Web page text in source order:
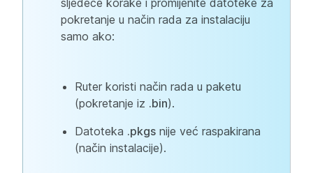
sljedeće korake i promijenite datoteke za
pokretanje u način rada za instalaciju
samo ako:
Ruter koristi način rada u paketu
(pokretanje iz .bin).
Datoteka .pkgs nije već raspakirana
(način instalacije).